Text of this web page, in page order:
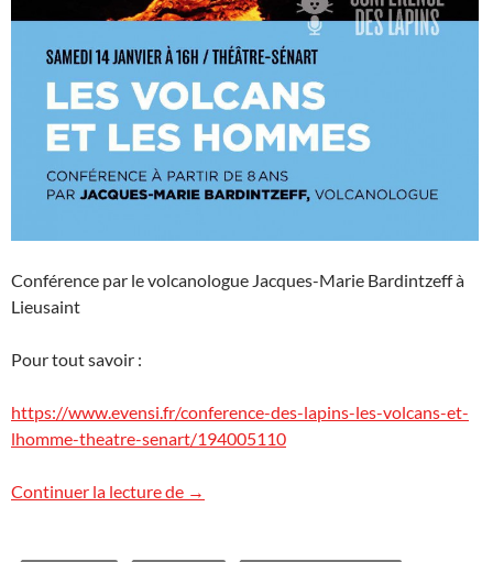
Conférence par le volcanologue Jacques-Marie Bardintzeff à
Lieusaint
Pour tout savoir :
https://www.evensi.fr/conference-des-lapins-les-volcans-et-
lhomme-theatre-senart/194005110
Continuer la lecture de Conférence des Lapins
→